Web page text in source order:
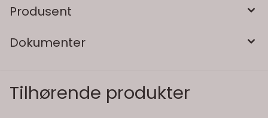
Produsent
Dokumenter
Tilhørende produkter